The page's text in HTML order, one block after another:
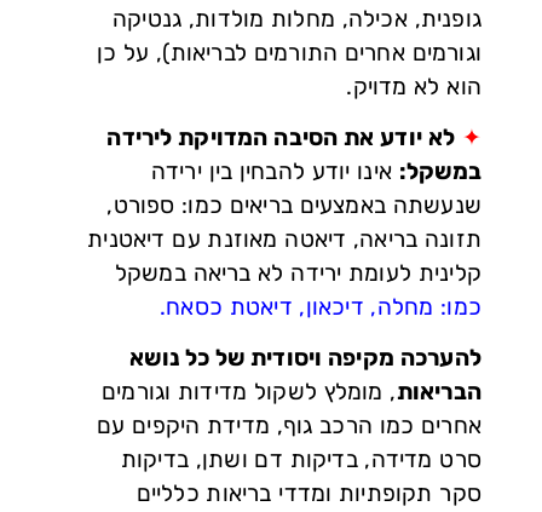
גופנית, אכילה, מחלות מולדות, גנטיקה
וגורמים אחרים התורמים לבריאות), על כן
הוא לא מדויק.
✦ לא יודע את הסיבה המדויקת לירידה
במשקל: אינו יודע להבחין בין ירידה
שנעשתה באמצעים בריאים כמו: ספורט,
תזונה בריאה, דיאטה מאוזנת עם דיאטנית
קלינית לעומת ירידה לא בריאה במשקל
כמו: מחלה, דיכאון, דיאטת כסאח.
להערכה מקיפה ויסודית של כל נושא
הבריאות, מומלץ לשקול מדידות וגורמים
אחרים כמו הרכב גוף, מדידת היקפים עם
סרט מדידה, בדיקות דם ושתן, בדיקות
סקר תקופתיות ומדדי בריאות כלליים